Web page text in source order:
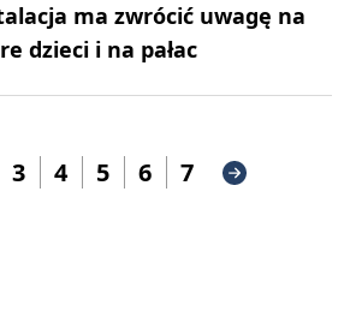
ma zwrócić uwagę na
dzieci i na pałac
3 4 5 6 7